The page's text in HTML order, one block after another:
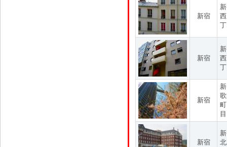
新宿
新宿
新宿
目
新宿